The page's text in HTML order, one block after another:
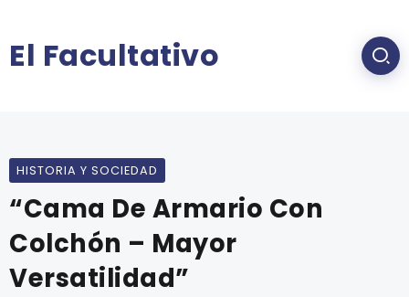
El Facultativo
HISTORIA Y SOCIEDAD
“Cama De Armario Con
Colchón – Mayor
Versatilidad”